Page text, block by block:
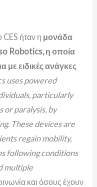
ήταν η μονάδα
Robotics, η οποία
με ειδικές ανάγκες
uses powered
particularly
or paralysis, by
These devices are
regain mobility,
following conditions
multiple
και όσους έχουν